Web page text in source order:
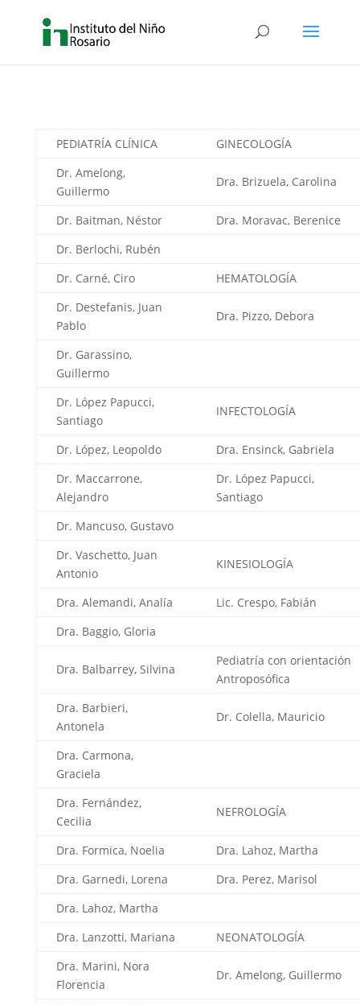
PEDIATRÍA CLÍNICA
GINECOLOGÍA
Dr. Amelong,
Guillermo
Dra. Brizuela, Carolina
Dr. Baitman, Néstor
Dra. Moravac, Berenice
Dr. Berlochi, Rubén
Dr. Carné, Ciro
HEMATOLOGÍA
Dr. Destefanis, Juan
Pablo
Dra. Pizzo, Debora
Dr. Garassino,
Guillermo
Dr. López Papucci,
Santiago
INFECTOLOGÍA
Dr. López, Leopoldo
Dra. Ensinck, Gabriela
Dr. Maccarrone,
Alejandro
Dr. López Papucci,
Santiago
Dr. Mancuso, Gustavo
Dr. Vaschetto, Juan
Antonio
KINESIOLOGÍA
Dra. Alemandi, Analía
Lic. Crespo, Fabián
Dra. Baggio, Gloria
Dra. Balbarrey, Silvina
Pediatría con orientación
Antroposófica
Dra. Barbieri,
Antonela
Dr. Colella, Mauricio
Dra. Carmona,
Graciela
Dra. Fernández,
Cecilia
NEFROLOGÍA
Dra. Formica, Noelia
Dra. Lahoz, Martha
Dra. Garnedi, Lorena
Dra. Perez, Marisol
Dra. Lahoz, Martha
Dra. Lanzotti, Mariana
NEONATOLOGÍA
Dra. Marini, Nora
Florencia
Dr. Amelong, Guillermo